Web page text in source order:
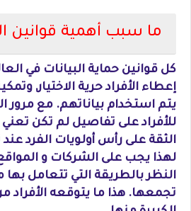
ما سبب أهمية قوانين
كل قوانين حماية البيانات في
إعطاء الأفراد حرية الاختيار,
يتم استخدام بياناتهم. مع مرور
للأفراد على تفاصيل لم تكن
الثقة على رأس أولويات الفرد
لهذا يجب على الشركات و المواقع
النظر بالطريقة التي تتعامل بها
تجمعها. هذا ما يتوقعه الأفراد